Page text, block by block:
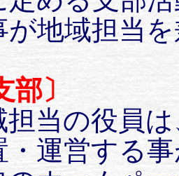
が地域担当
部〕
当の役員は
・運営する